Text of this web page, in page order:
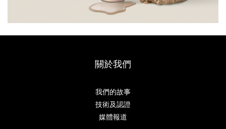
關於我們
我們的故事
技術及認證
媒體報道